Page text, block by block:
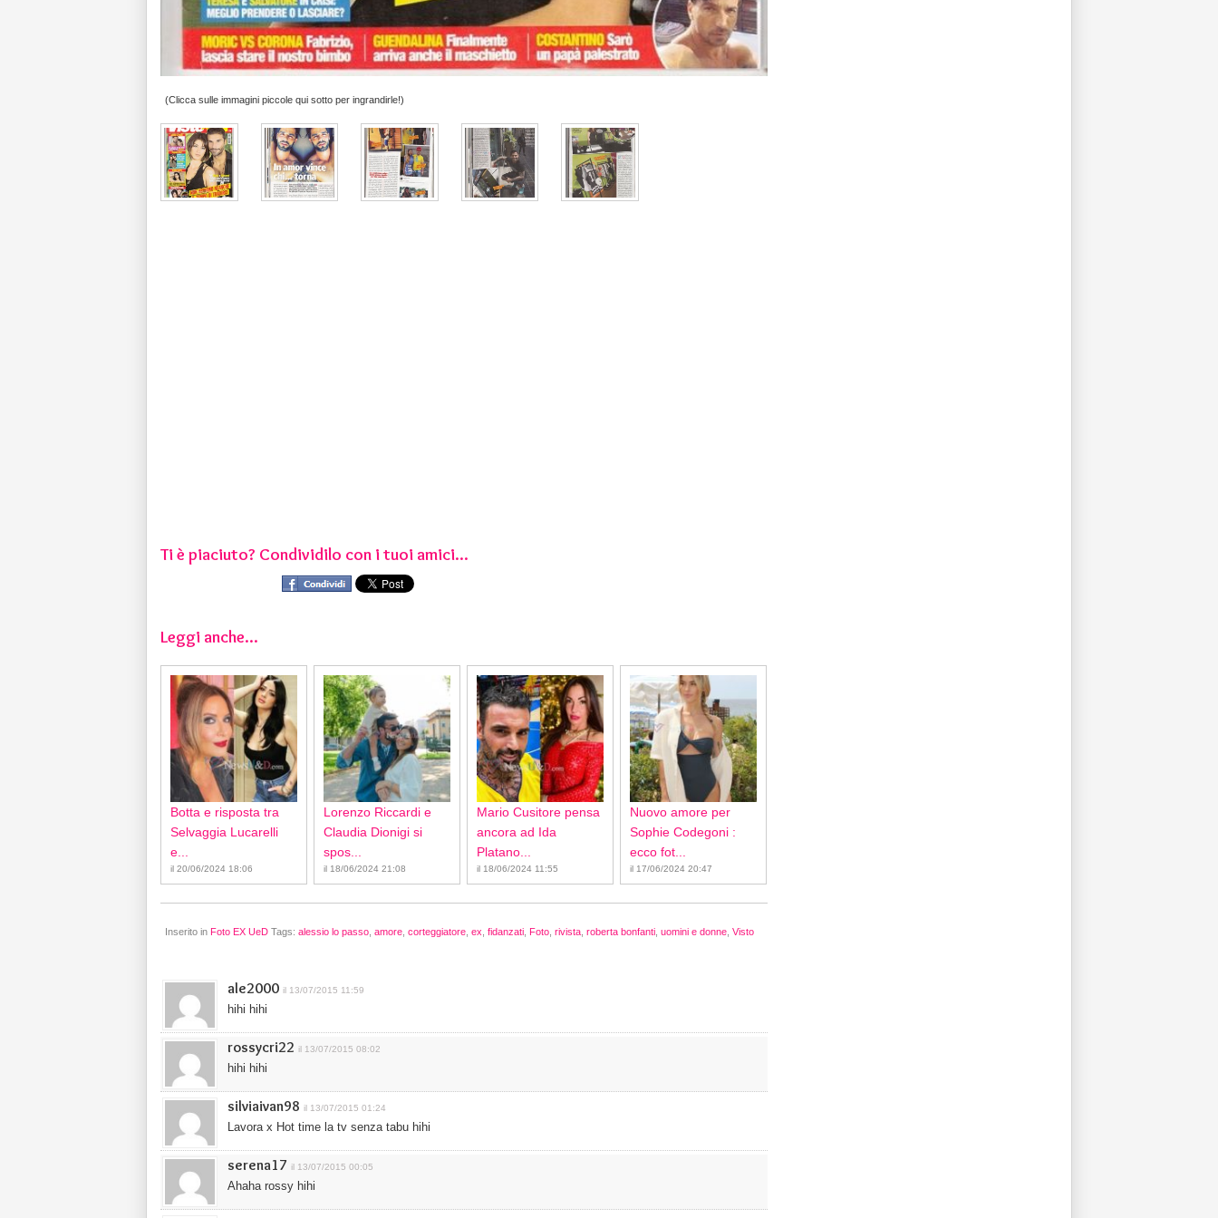
(Clicca sulle immagini piccole qui sotto per ingrandirle!)
Ti è piaciuto? Condividilo con i tuoi amici...
Leggi anche...
Botta e risposta tra
Selvaggia Lucarelli
e...
il 20/06/2024 18:06
Lorenzo Riccardi e
Claudia Dionigi si
spos...
il 18/06/2024 21:08
Mario Cusitore pensa
ancora ad Ida
Platano...
il 18/06/2024 11:55
Nuovo amore per
Sophie Codegoni :
ecco fot...
il 17/06/2024 20:47
Inserito in Foto EX UeD Tags: alessio lo passo amore corteggiatore ex fidanzati Foto rivista roberta bonfanti uomini e donne Visto
ale2000 il 13/07/2015 11:59
hihi hihi
rossycri22 il 13/07/2015 08:02
hihi hihi
silviaivan98 il 13/07/2015 01:24
Lavora x Hot time la tv senza tabu hihi
serena17 il 13/07/2015 00:05
Ahaha rossy hihi